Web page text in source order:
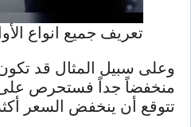
تعريف جميع انواع
وعلى سبيل المثال قد
منخفضاً جداً فستحرص على
تتوقع أن ينخفض السعر